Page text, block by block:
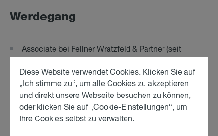
Werdegang
Associate bei Fellner Wratzfeld & Partner (seit
Migration in einer Parlamentsfraktion (2020-2024)
Administration Officer am Internationaler
Strafgerichtshof in Den Haag (2016-2019)
Diese Website verwendet Cookies. Klicken Sie auf
„Ich stimme zu“, um alle Cookies zu akzeptieren
und direkt unsere Webseite besuchen zu können,
oder klicken Sie auf „Cookie-Einstellungen“, um
Ihre Cookies selbst zu verwalten.